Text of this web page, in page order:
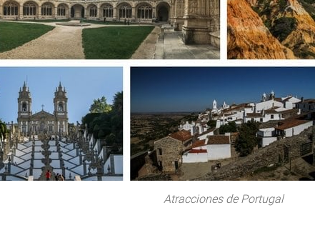
Atracciones de Portugal